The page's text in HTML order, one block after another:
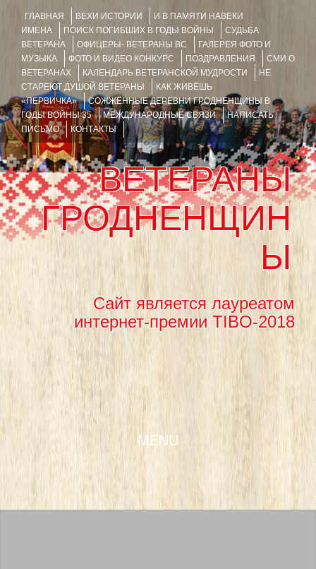
ГЛАВНАЯ ВЕХИ ИСТОРИИ
И В ПАМЯТИ НАВЕКИ
ИМЕНА
ПОИСК ПОГИБШИХ В ГОДЫ ВОЙНЫ
СУДЬБА
ВЕТЕРАНА
ОФИЦЕРЫ- ВЕТЕРАНЫ ВС
ГАЛЕРЕЯ ФОТО И
МУЗЫКА
ФОТО И ВИДЕО КОНКУРС ПОЗДРАВЛЕНИЯ
СМИ О
ВЕТЕРАНАХ
КАЛЕНДАРЬ ВЕТЕРАНСКОЙ МУДРОСТИ
НЕ
СТАРЕЮТ ДУШОЙ ВЕТЕРАНЫ
КАК ЖИВЁШЬ
«ПЕРВИЧКА»
СОЖЖЁННЫЕ ДЕРЕВНИ ГРОДНЕНЩИНЫ В
ГОДЫ ВОЙНЫ 35
МЕЖДУНАРОДНЫЕ СВЯЗИ
НАПИСАТЬ
ПИСЬМО
КОНТАКТЫ
ВЕТЕРАНЫ
ГРОДНЕНЩИН
Ы
Сайт является лауреатом
интернет-премии TIBO-2018
MENU
SKIP TO CONTENT